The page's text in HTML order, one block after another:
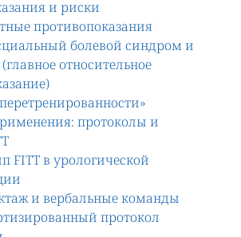
и риски
противопоказания
болевой синдром и
относительное
протоколы и
FITT в урологической
и вербальные команды
протокол